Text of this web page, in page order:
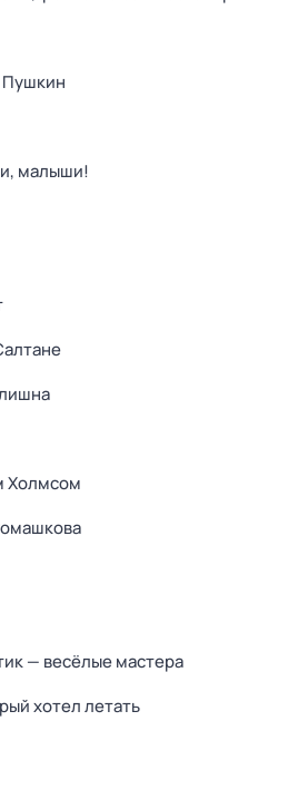
Пушкин
малыши!
Холмсом
— весёлые мастера
хотел летать